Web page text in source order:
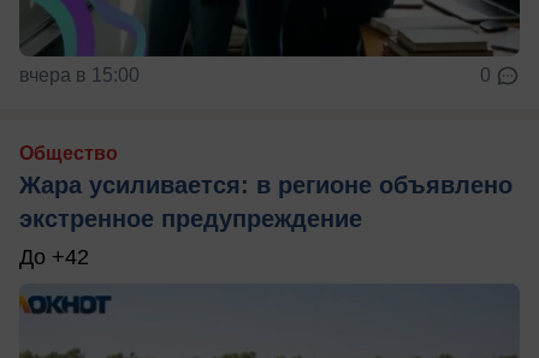
вчера в 15:00 0
Общество
Жара усиливается: в регионе объявлено
экстренное предупреждение
До +42